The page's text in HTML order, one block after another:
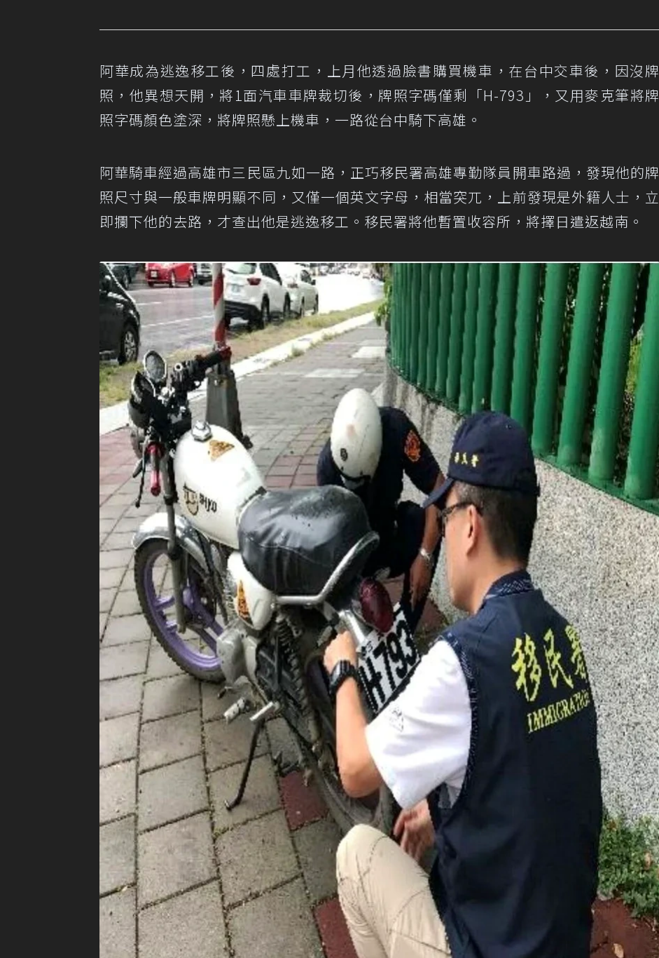
阿華成為逃逸移工後，四處打工，上月他透過臉書購買機車，在台中交車後，因沒牌
照，他異想天開，將1面汽車車牌裁切後，牌照字碼僅剩「H-793」，又用麥克筆將牌
照字碼顏色塗深，將牌照懸上機車，一路從台中騎下高雄。
阿華騎車經過高雄市三民區九如一路，正巧移民署高雄專勤隊員開車路過，發現他的牌
照尺寸與一般車牌明顯不同，又僅一個英文字母，相當突兀，上前發現是外籍人士，立
即攔下他的去路，才查出他是逃逸移工。移民署將他暫置收容所，將擇日遣返越南。